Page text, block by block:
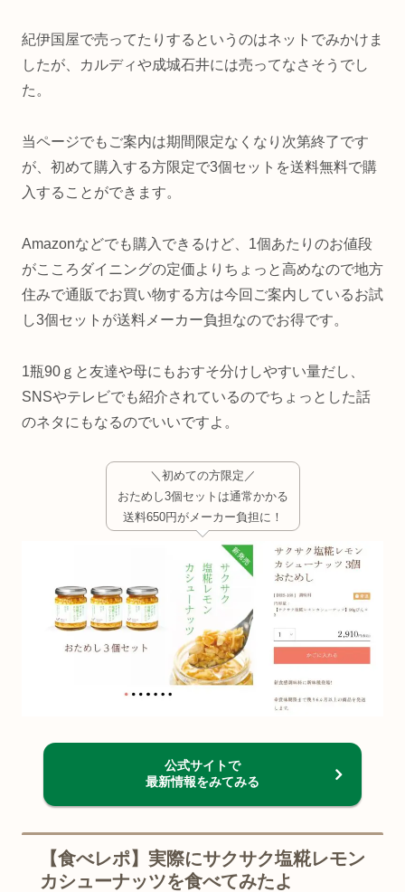
紀伊国屋で売ってたりするというのはネットでみかけま
したが、カルディや成城石井には売ってなさそうでし
た。
当ページでもご案内は期間限定なくなり次第終了です
が、初めて購入する方限定で3個セットを送料無料で購
入することができます。
Amazonなどでも購入できるけど、1個あたりのお値段
がこころダイニングの定価よりちょっと高めなので地方
住みで通販でお買い物する方は今回ご案内しているお試
し3個セットが送料メーカー負担なのでお得です。
1瓶90ｇと友達や母にもおすそ分けしやすい量だし、
SNSやテレビでも紹介されているのでちょっとした話
のネタにもなるのでいいですよ。
＼初めての方限定／
おためし3個セットは通常かかる
送料650円がメーカー負担に！
公式サイトで
最新情報をみてみる
【食べレポ】実際にサクサク塩糀レモン
カシューナッツを食べてみたよ